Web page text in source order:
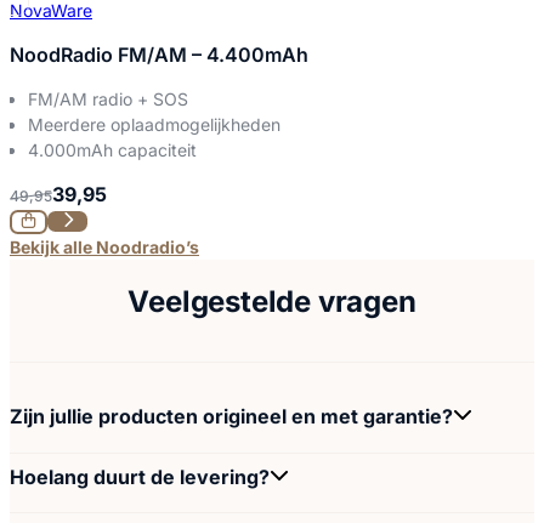
NovaWare
NoodRadio FM/AM – 4.400mAh
FM/AM radio + SOS
Meerdere oplaadmogelijkheden
4.000mAh capaciteit
49,9539,95
Bekijk alle Noodradio’s
Veelgestelde vragen
Zijn jullie producten origineel en met garantie?
Hoelang duurt de levering?